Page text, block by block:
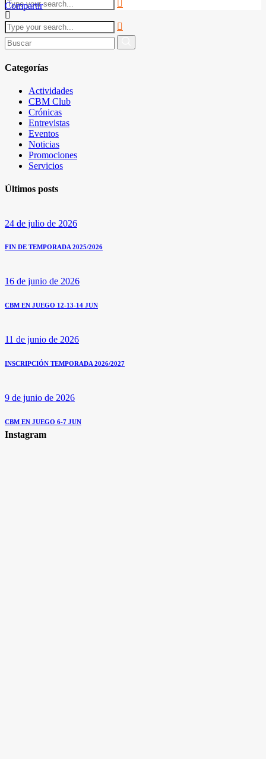
Compartir
Buscar
por:
Categorías
Actividades
CBM Club
Crónicas
Entrevistas
Eventos
Noticias
Promociones
Servicios
Últimos posts
24 de julio de 2026
FIN DE TEMPORADA 2025/2026
16 de junio de 2026
CBM EN JUEGO 12-13-14 JUN
11 de junio de 2026
INSCRIPCIÓN TEMPORADA 2026/2027
9 de junio de 2026
CBM EN JUEGO 6-7 JUN
Instagram